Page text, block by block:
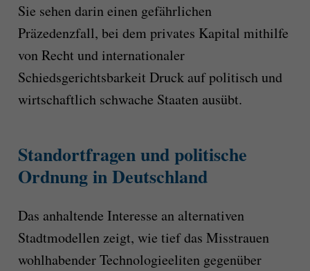
Sie sehen darin einen gefährlichen
Präzedenzfall, bei dem privates Kapital mithilfe
von Recht und internationaler
Schiedsgerichtsbarkeit Druck auf politisch und
wirtschaftlich schwache Staaten ausübt.
Standortfragen und politische
Ordnung in Deutschland
Das anhaltende Interesse an alternativen
Stadtmodellen zeigt, wie tief das Misstrauen
wohlhabender Technologieeliten gegenüber